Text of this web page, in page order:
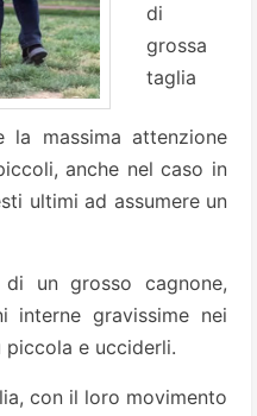
di
grossa
taglia
la massima attenzione
anche nel caso in
ultimi ad assumere un
un grosso cagnone,
interne gravissime nei
e ucciderli.
con il loro movimento